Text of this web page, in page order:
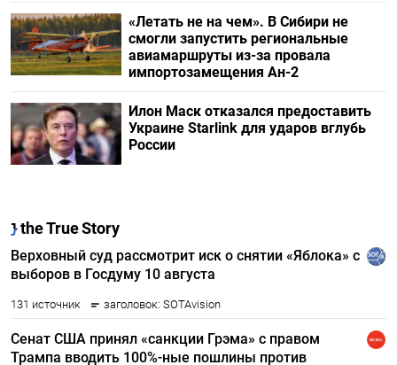
«Летать не на чем». В Сибири не
смогли запустить региональные
авиамаршруты из-за провала
импортозамещения Ан-2
Илон Маск отказался предоставить
Украине Starlink для ударов вглубь
России